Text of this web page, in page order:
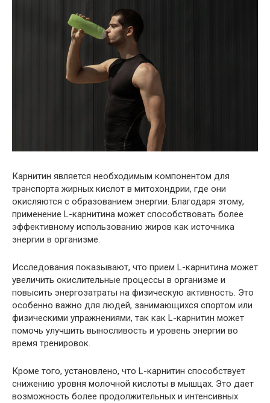
Карнитин является необходимым компонентом для
транспорта жирных кислот в митохондрии, где они
окисляются с образованием энергии. Благодаря этому,
применение L-карнитина может способствовать более
эффективному использованию жиров как источника
энергии в организме.
Исследования показывают, что прием L-карнитина может
увеличить окислительные процессы в организме и
повысить энергозатраты на физическую активность. Это
особенно важно для людей, занимающихся спортом или
физическими упражнениями, так как L-карнитин может
помочь улучшить выносливость и уровень энергии во
время тренировок.
Кроме того, установлено, что L-карнитин способствует
снижению уровня молочной кислоты в мышцах. Это дает
возможность более продолжительных и интенсивных